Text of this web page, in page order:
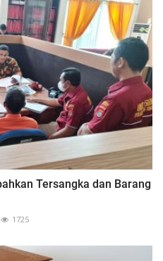
Tersangka dan Barang
1725